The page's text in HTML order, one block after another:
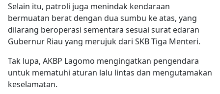
Selain itu, patroli juga menindak kendaraan
bermuatan berat dengan dua sumbu ke atas, yang
dilarang beroperasi sementara sesuai surat edaran
Gubernur Riau yang merujuk dari SKB Tiga Menteri.
Tak lupa, AKBP Lagomo mengingatkan pengendara
untuk mematuhi aturan lalu lintas dan mengutamakan
keselamatan.